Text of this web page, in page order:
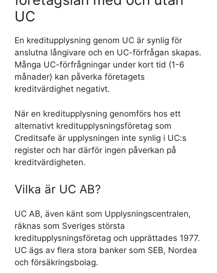
UC
En kreditupplysning genom UC är synlig för
anslutna långivare och en UC-förfrågan skapas.
Många UC-förfrågningar under kort tid (1-6
månader) kan påverka företagets
kreditvärdighet negativt.
När en kreditupplysning genomförs hos ett
alternativt kreditupplysningsföretag som
Creditsafe är upplysningen inte synlig i UC:s
register och har därför ingen påverkan på
kreditvärdigheten.
Vilka är UC AB?
UC AB, även känt som Upplysningscentralen,
räknas som Sveriges största
kreditupplysningsföretag och upprättades 1977.
UC ägs av flera stora banker som SEB, Nordea
och försäkringsbolag.